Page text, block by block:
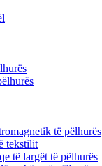
të pëlhurës
tekstilit
të largët të pëlhurës